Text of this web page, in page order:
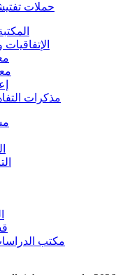
حملات
مذكرات
مكتب